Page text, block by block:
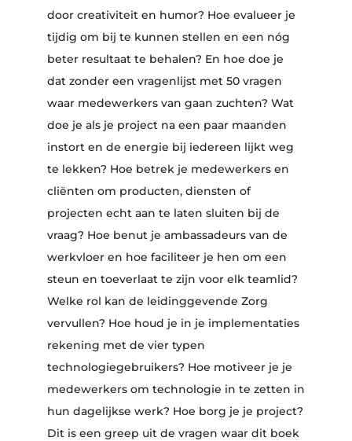
door creativiteit en humor? Hoe evalueer je
tijdig om bij te kunnen stellen en een nóg
beter resultaat te behalen? En hoe doe je
dat zonder een vragenlijst met 50 vragen
waar medewerkers van gaan zuchten? Wat
doe je als je project na een paar maanden
instort en de energie bij iedereen lijkt weg
te lekken? Hoe betrek je medewerkers en
cliënten om producten, diensten of
projecten echt aan te laten sluiten bij de
vraag? Hoe benut je ambassadeurs van de
werkvloer en hoe faciliteer je hen om een
steun en toeverlaat te zijn voor elk teamlid?
Welke rol kan de leidinggevende Zorg
vervullen? Hoe houd je in je implementaties
rekening met de vier typen
technologiegebruikers? Hoe motiveer je je
medewerkers om technologie in te zetten in
hun dagelijkse werk? Hoe borg je je project?
Dit is een greep uit de vragen waar dit boek